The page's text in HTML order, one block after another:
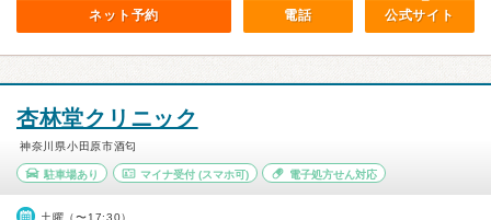
ネット予約 電話 公式サイト
杏林堂クリニック
神奈川県小田原市酒匂
駐車場あり マイナ受付(スマホ可) 電子処方せん対応
土曜（〜17:30）